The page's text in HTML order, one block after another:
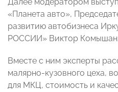
«Планета авто»,
развитию автобизнеса
РОССИИ» Виктор Комышан.
Вместе с ним эксперты
малярно-кузовного цеха,
для МКЦ, стоимость и